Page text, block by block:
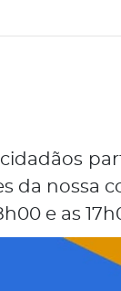
da nossa
e as